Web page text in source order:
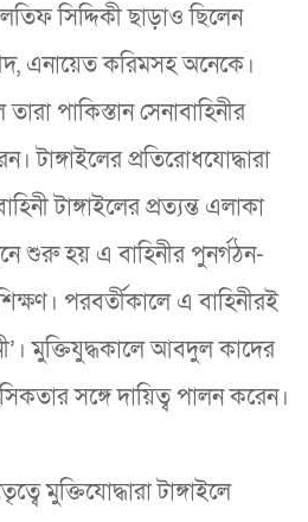
সিদ্দিকী ছাড়াও ছিলেন
এনায়েত করিমসহ অনেকে।
তারা পাকিস্তান সেনাবাহিনীর
টাঙ্গাইলের প্রতিরোধযোদ্ধারা
টাঙ্গাইলের প্রত্যন্ত এলাকা
শুরু হয় এ বাহিনীর পুনর্গঠন-
পরবর্তীকালে এ বাহিনীরই
মুক্তিযুদ্ধকালে আবদুল কাদের
সঙ্গে দায়িত্ব পালন করেন।
মুক্তিযোদ্ধারা টাঙ্গাইলে